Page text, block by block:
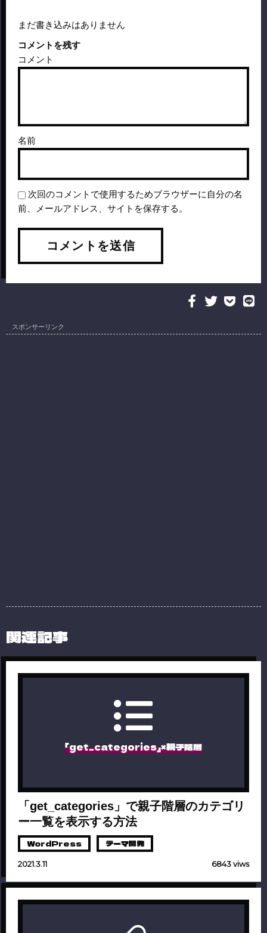
まだ書き込みはありません
コメントを残す
コメント
名前
次回のコメントで使用するためブラウザーに自分の名
前、メールアドレス、サイトを保存する。
関連記事
「get_categories」×親子階層
「get_categories」で親子階層のカテゴリ
ー一覧を表示する方法
WordPress テーマ開発
2021.3.11 6843 viws